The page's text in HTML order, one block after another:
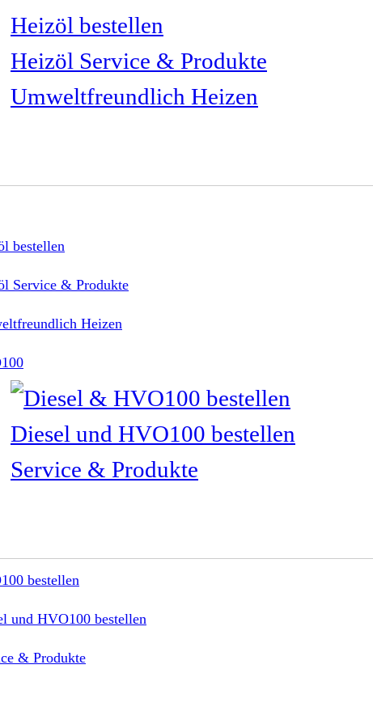
Heizöl bestellen
Heizöl Service & Produkte
Umweltfreundlich Heizen
bestellen
Service & Produkte
Heizen
Diesel und HVO100 bestellen
Service & Produkte
bestellen
und HVO100 bestellen
& Produkte